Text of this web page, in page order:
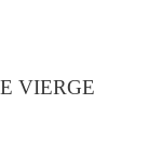
VIERGE